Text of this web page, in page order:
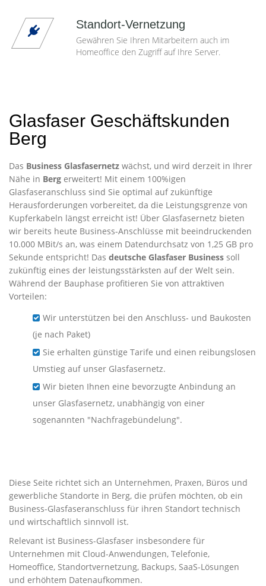
Standort-Vernetzung
Gewähren Sie Ihren Mitarbeitern auch im
Homeoffice den Zugriff auf Ihre Server.
Glasfaser Geschäftskunden
Berg
Das Business Glasfasernetz wächst, und wird derzeit in Ihrer
Nähe in Berg erweitert! Mit einem 100%igen
Glasfaseranschluss sind Sie optimal auf zukünftige
Herausforderungen vorbereitet, da die Leistungsgrenze von
Kupferkabeln längst erreicht ist! Über Glasfasernetz bieten
wir bereits heute Business-Anschlüsse mit beeindruckenden
10.000 MBit/s an, was einem Datendurchsatz von 1,25 GB pro
Sekunde entspricht! Das deutsche Glasfaser Business soll
zukünftig eines der leistungsstärksten auf der Welt sein.
Während der Bauphase profitieren Sie von attraktiven
Vorteilen:
Wir unterstützen bei den Anschluss- und Baukosten
(je nach Paket)
Sie erhalten günstige Tarife und einen reibungslosen
Umstieg auf unser Glasfasernetz.
Wir bieten Ihnen eine bevorzugte Anbindung an
unser Glasfasernetz, unabhängig von einer
sogenannten "Nachfragebündelung".
Diese Seite richtet sich an Unternehmen, Praxen, Büros und
gewerbliche Standorte in Berg, die prüfen möchten, ob ein
Business-Glasfaseranschluss für ihren Standort technisch
und wirtschaftlich sinnvoll ist.
Relevant ist Business-Glasfaser insbesondere für
Unternehmen mit Cloud-Anwendungen, Telefonie,
Homeoffice, Standortvernetzung, Backups, SaaS-Lösungen
und erhöhtem Datenaufkommen.